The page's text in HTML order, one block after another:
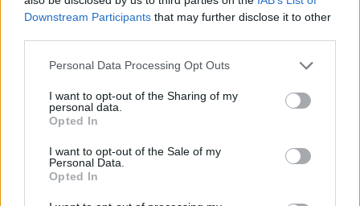
Downstream Participants that may further disclose it to other
Personal Data Processing Opt Outs
I want to opt-out of the Sharing of my
personal data.
Opted In
I want to opt-out of the Sale of my
Personal Data.
Opted In
BEAUTY
Γιατί η μεσοθεραπεία προσώπου είναι η